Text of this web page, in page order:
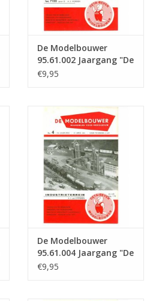
De Modelbouwer
95.61.002 Jaargang "De
Modelbouwer" Editie :
€9,95
De Modelbouwer
95.61.004 Jaargang "De
Modelbouwer" Editie :
€9,95